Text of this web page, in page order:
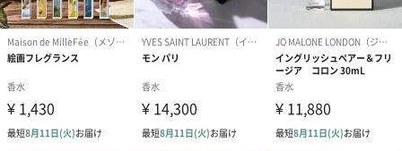
VIOLET～日本の黒文字とラベンダーの香り～
清々しい幸福感に包まれます。ユニセックスで好まれる香りで
夜にリラックスしたい時や、一日の疲れを解き放ちたい時、
また瞑想の時間や、心地良く眠りたい時におすすめです。